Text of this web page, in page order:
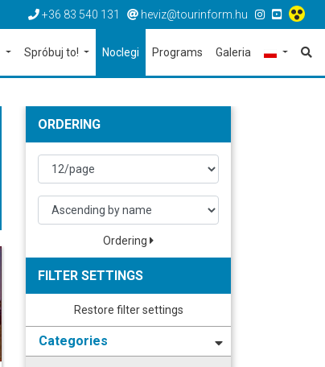
+36 83 540 131 heviz@tourinform.hu
Spróbuj to! Noclegi Programs Galeria
ORDERING
Ordering
FILTER SETTINGS
Restore filter settings
Categories